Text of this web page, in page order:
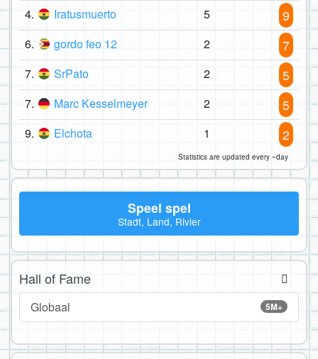
4. Iratusmuerto 5 9
6. gordo feo 12 2 7
7. SrPato 2 5
7. Marc Kesselmeyer 2 5
9. Elchota 1 2
Statistics are updated every ~day
Speel spel
Stadt, Land, Rivier
Hall of Fame
5M+
Globaal